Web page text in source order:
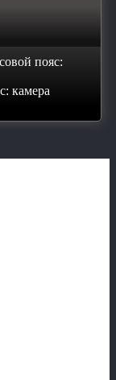
пояс:
камера